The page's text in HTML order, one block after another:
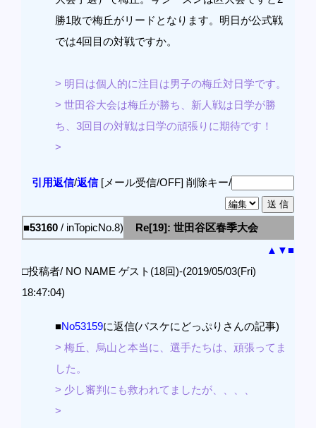
勝1敗で梅丘がリードとなります。明日が公式戦
では4回目の対戦ですか。
> 明日は個人的に注目は男子の梅丘対日学です。
> 世田谷大会は梅丘が勝ち、新人戦は日学が勝
ち、3回目の対戦は日学の頑張りに期待です！
>
引用返信/返信[メール受信/OFF] 削除キー/
■53160 / inTopicNo.8)
Re[19]: 世田谷区春季大会
▲ ▼■
□投稿者/ NO NAME ゲスト(18回)-(2019/05/03(Fri)
18:47:04)
■No53159に返信(バスケにどっぷりさんの記事)
> 梅丘、烏山と本当に、選手たちは、頑張ってま
した。
> 少し審判にも救われてましたが、、、、
>